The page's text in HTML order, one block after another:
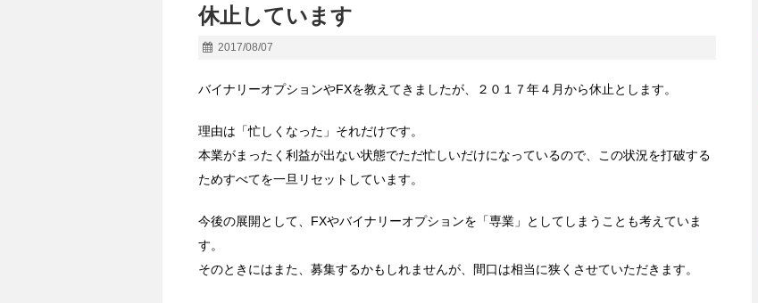
休止しています
2017/08/07
バイナリーオプションやFXを教えてきましたが、２０１７年４月から休止とします。
理由は「忙しくなった」それだけです。
本業がまったく利益が出ない状態でただ忙しいだけになっているので、この状況を打破する
ためすべてを一旦リセットしています。
今後の展開として、FXやバイナリーオプションを「専業」としてしまうことも考えていま
す。
そのときにはまた、募集するかもしれませんが、間口は相当に狭くさせていただきます。